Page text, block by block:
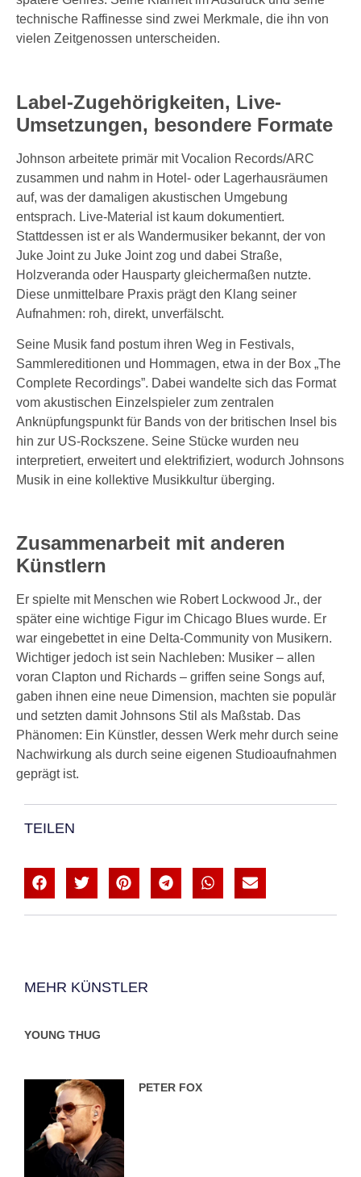
technische Raffinesse sind zwei Merkmale, die ihn von
vielen Zeitgenossen unterscheiden.
Label-Zugehörigkeiten, Live-
Umsetzungen, besondere Formate
Johnson arbeitete primär mit Vocalion Records/ARC
zusammen und nahm in Hotel- oder Lagerhausräumen
auf, was der damaligen akustischen Umgebung
entsprach. Live-Material ist kaum dokumentiert.
Stattdessen ist er als Wandermusiker bekannt, der von
Juke Joint zu Juke Joint zog und dabei Straße,
Holzveranda oder Hausparty gleichermaßen nutzte.
Diese unmittelbare Praxis prägt den Klang seiner
Aufnahmen: roh, direkt, unverfälscht.
Seine Musik fand postum ihren Weg in Festivals,
Sammlereditionen und Hommagen, etwa in der Box „The
Complete Recordings”. Dabei wandelte sich das Format
vom akustischen Einzelspieler zum zentralen
Anknüpfungspunkt für Bands von der britischen Insel bis
hin zur US-Rockszene. Seine Stücke wurden neu
interpretiert, erweitert und elektrifiziert, wodurch Johnsons
Musik in eine kollektive Musikkultur überging.
Zusammenarbeit mit anderen
Künstlern
Er spielte mit Menschen wie Robert Lockwood Jr., der
später eine wichtige Figur im Chicago Blues wurde. Er
war eingebettet in eine Delta-Community von Musikern.
Wichtiger jedoch ist sein Nachleben: Musiker – allen
voran Clapton und Richards – griffen seine Songs auf,
gaben ihnen eine neue Dimension, machten sie populär
und setzten damit Johnsons Stil als Maßstab. Das
Phänomen: Ein Künstler, dessen Werk mehr durch seine
Nachwirkung als durch seine eigenen Studioaufnahmen
geprägt ist.
TEILEN
MEHR KÜNSTLER
YOUNG THUG
PETER FOX